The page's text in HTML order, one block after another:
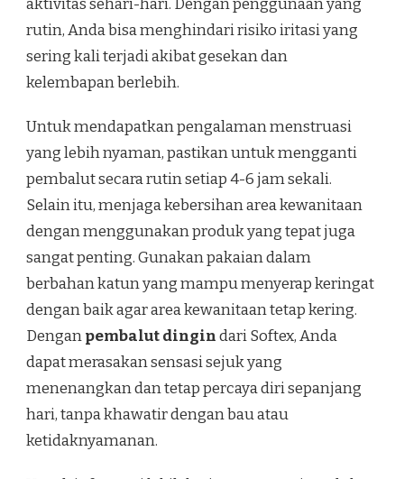
rutin, Anda bisa menghindari risiko iritasi yang
sering kali terjadi akibat gesekan dan
kelembapan berlebih.
Untuk mendapatkan pengalaman menstruasi
yang lebih nyaman, pastikan untuk mengganti
pembalut secara rutin setiap 4-6 jam sekali.
Selain itu, menjaga kebersihan area kewanitaan
dengan menggunakan produk yang tepat juga
sangat penting. Gunakan pakaian dalam
berbahan katun yang mampu menyerap keringat
dengan baik agar area kewanitaan tetap kering.
Denganpembalut dingindari Softex, Anda
dapat merasakan sensasi sejuk yang
menenangkan dan tetap percaya diri sepanjang
hari, tanpa khawatir dengan bau atau
ketidaknyamanan.